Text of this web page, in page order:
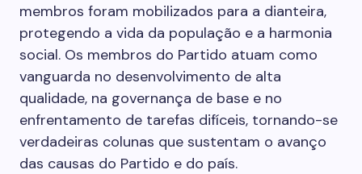
membros foram mobilizados para a dianteira,
protegendo a vida da população e a harmonia
social. Os membros do Partido atuam como
vanguarda no desenvolvimento de alta
qualidade, na governança de base e no
enfrentamento de tarefas difíceis, tornando-se
verdadeiras colunas que sustentam o avanço
das causas do Partido e do país.